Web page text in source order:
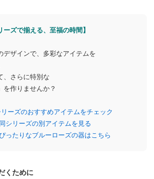
ーズで揃える、至福の時間】
ザインで、 多彩なアイテムを
さらに特別な
を作りませんか？
ーズのおすすめアイテムをチェック
同シリーズの別アイテムを見る
ったりなブルーローズの器はこちら
くために